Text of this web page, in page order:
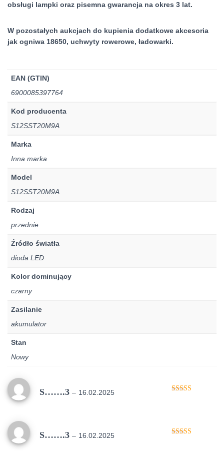
obsługi lampki oraz pisemna gwarancja na okres 3 lat.
W pozostałych aukcjach do kupienia dodatkowe akcesoria
jak ogniwa 18650, uchwyty rowerowe, ładowarki.
EAN (GTIN)
6900085397764
Kod producenta
S12SST20M9A
Marka
Inna marka
Model
S12SST20M9A
Rodzaj
przednie
Źródło światła
dioda LED
Kolor dominujący
czarny
Zasilanie
akumulator
Stan
Nowy
S…….3 – 16.02.2025
S…….3 – 16.02.2025